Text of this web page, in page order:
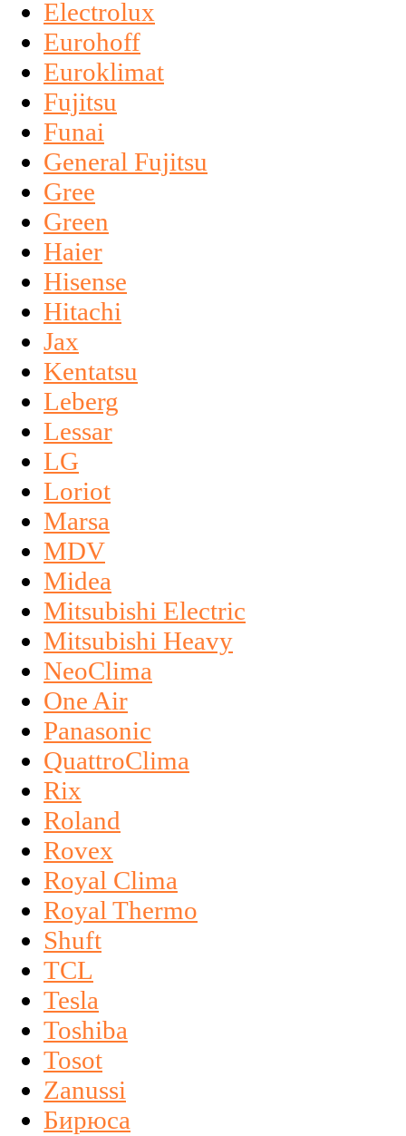
Electrolux
Eurohoff
Euroklimat
Fujitsu
Funai
General Fujitsu
Gree
Green
Haier
Hisense
Hitachi
Jax
Kentatsu
Leberg
Lessar
LG
Loriot
Marsa
MDV
Midea
Mitsubishi Electric
Mitsubishi Heavy
NeoClima
One Air
Panasonic
QuattroClima
Rix
Roland
Rovex
Royal Clima
Royal Thermo
Shuft
TCL
Tesla
Toshiba
Tosot
Zanussi
Бирюса